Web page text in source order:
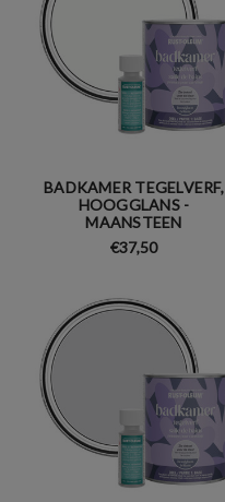
BADKAMER TEGELVERF,
HOOGGLANS -
MAANSTEEN
€37,50